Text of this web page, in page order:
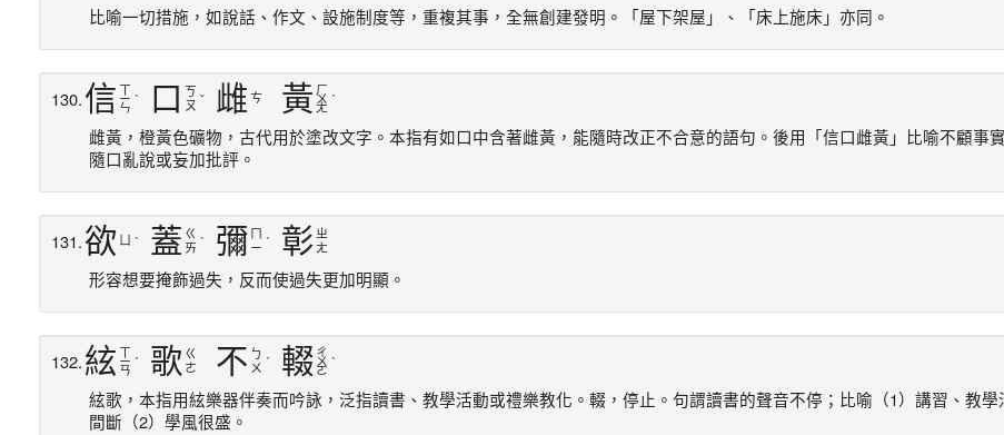
比喻一切措施，如說話、作文、設施制度等，重複其事，全無創建發明。「屋下架屋」、「床上施床」亦同。
130.信 ㄧ
ㄣ
ˋ 口
ㄎ
ㄡ ˇ 雌 ㄘ 黃 ㄏ
ㄨ
ㄤ
ˊ
雌黃，橙黃色礦物，古代用於塗改文字。本指有如口中含著雌黃，能隨時改正不合意的語句。後用「信口雌黃」比喻不顧事
隨口亂說或妄加批評。
131.欲 ˋ 蓋 ㄍ
ㄞ ˋ 彌 ㄧ ˊ 彰 ㄓ
ㄤ
形容想要掩飾過失，反而使過失更加明顯。
132.絃 ㄧ
ㄢ
ˊ 歌 ㄍ
ㄜ
不 ㄅ
ㄨ ˊ 輟 ㄔ
ㄨ
ㄛ
ˋ
絃歌，本指用絃樂器伴奏而吟詠，泛指讀書、教學活動或禮樂教化。輟，停止。句謂讀書的聲音不停；比喻（1）講習、教學
間斷（2）學風很盛。